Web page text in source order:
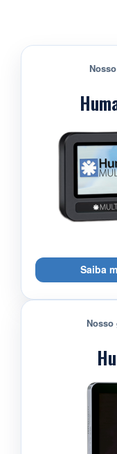
Saiba